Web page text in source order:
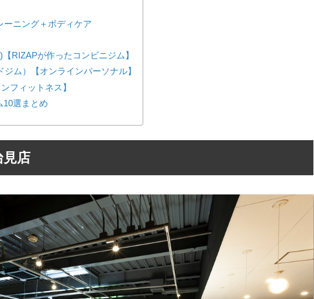
ーニング＋ボディケア
RIZAPが作ったコンビニジム】
ム）【オンラインパーソナル】
フィットネス】
10選まとめ
店